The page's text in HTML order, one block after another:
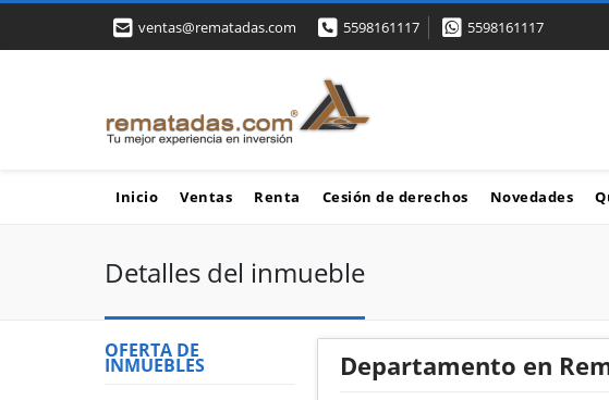
ventas@rematadas.com 5598161117 5598161117
Inicio Ventas Renta Cesión de derechos Novedades
Detalles del inmueble
OFERTA DE
INMUEBLES Departamento en